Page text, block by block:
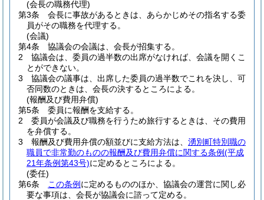
(会長の職務代理)
第3条
会長に事故があるときは、あらかじめその指名する委
員がその職務を代理する。
(会議)
第4条
協議会の会議は、会長が招集する。
2
協議会は、委員の過半数の出席がなければ、会議を開くこ
とができない。
3
協議会の議事は、出席した委員の過半数でこれを決し、可
否同数のときは、会長の決するところによる。
(報酬及び費用弁償)
第5条
委員に報酬を支給する。
2
委員が会議及び職務を行うため旅行するときは、その費用
を弁償する。
3
報酬及び費用弁償の額並びに支給方法は、 湧別町特別職の
職員で非常勤のものの報酬及び費用弁償に関する条例(平成
21年条例第43号)に定めるところによる。
(委任)
第6条
この条例 に定めるもののほか、協議会の運営に関し必
要な事項は、会長が協議会に諮って定める。